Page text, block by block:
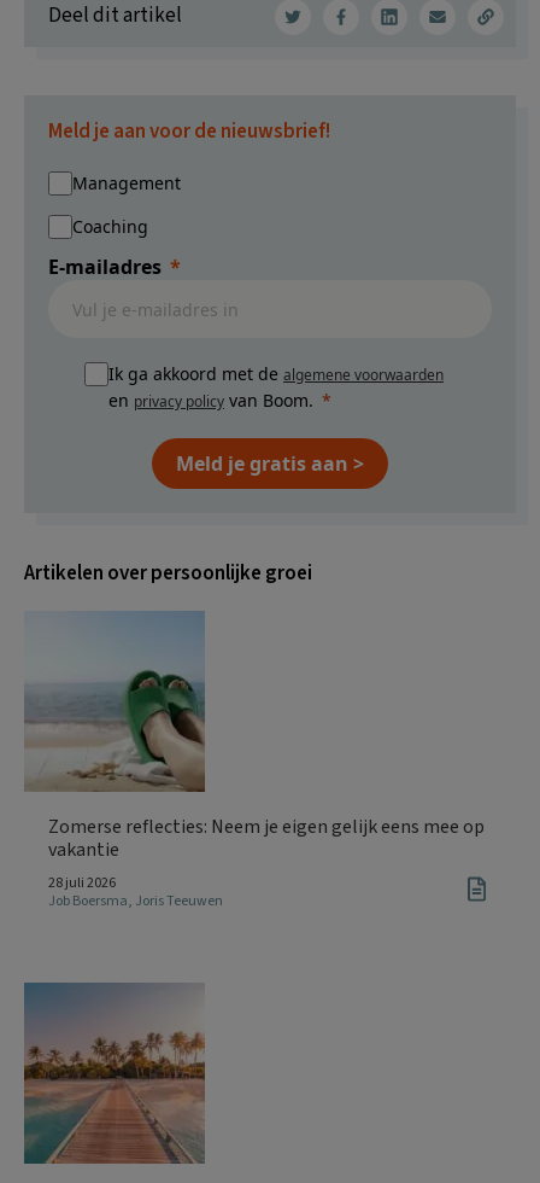
Deel dit artikel
Meld je aan voor de nieuwsbrief!
Management
Coaching
E-mailadres
Ik ga akkoord met de algemene voorwaarden
en privacy policy van Boom.
Meld je gratis aan >
Artikelen over persoonlijke groei
Zomerse reflecties: Neem je eigen gelijk eens mee op
vakantie
28 juli 2026
Job Boersma, Joris Teeuwen